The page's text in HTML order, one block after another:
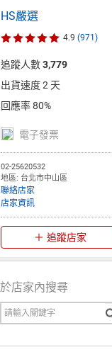
HS嚴選
4.9 (971)
追蹤人數3,779
出貨速度 2 天
回應率 80%
電子發票
02-25620532
地區: 台北市中山區
聯絡店家
店家資訊
追蹤店家
於店家內搜尋